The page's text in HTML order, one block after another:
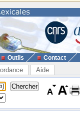
Outils Contact
Aide